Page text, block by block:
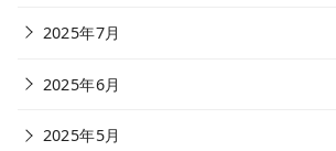
2025年7月
2025年6月
2025年5月